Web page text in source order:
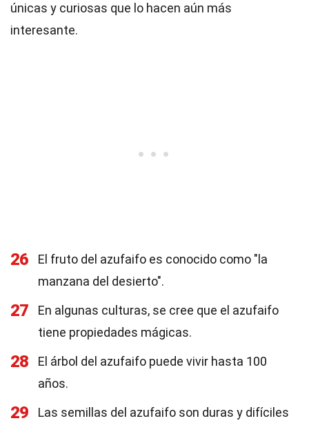
únicas y curiosas que lo hacen aún más
interesante.
26
El fruto del azufaifo es conocido como "la
manzana del desierto".
27
En algunas culturas, se cree que el azufaifo
tiene propiedades mágicas.
28
El árbol del azufaifo puede vivir hasta 100
años.
29
Las semillas del azufaifo son duras y difíciles